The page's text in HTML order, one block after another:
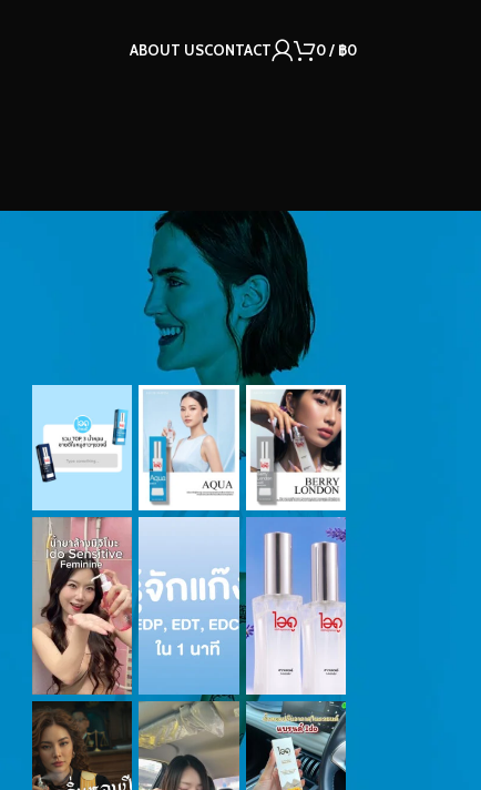
ABOUT USCONTACT 0/ ฿0
OUR INSTAGRAM